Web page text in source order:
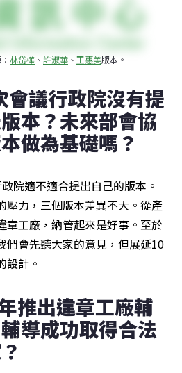
林岱樺 、 許淑華 、 王惠美版本。
會議行政院沒有提
本？未來部會協
做為基礎嗎？
院適不適合提出自己的版本。
壓力，三個版本差異不大。從產
章工廠，納管起來是好事。至於
們會先聽大家的意見，但展延10
設計。
推出違章工廠輔
導成功取得合法